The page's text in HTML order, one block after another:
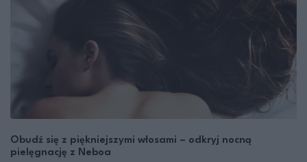
Obudź się z piękniejszymi włosami – odkryj nocną
pielęgnację z Neboa